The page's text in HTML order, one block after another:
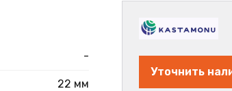
-
22 мм
Уточнить